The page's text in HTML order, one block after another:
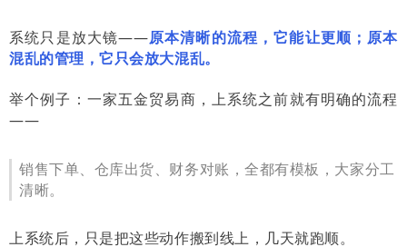
系统只是放大镜——原本清晰的流程，它能让更顺；原本
混乱的管理，它只会放大混乱。
举个例子：一家五金贸易商，上系统之前就有明确的流程
——
销售下单、仓库出货、财务对账，全都有模板，大家分工
清晰。
上系统后，只是把这些动作搬到线上，几天就跑顺。